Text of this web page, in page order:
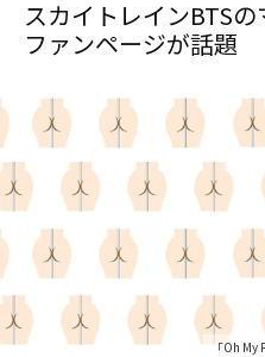
スカイトレインBTS
ファンページが話題
「Oh My